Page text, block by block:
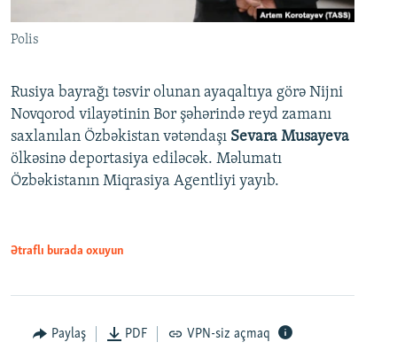
Polis
Rusiya bayrağı təsvir olunan ayaqaltıya görə Nijni
Novqorod vilayətinin Bor şəhərində reyd zamanı
saxlanılan Özbəkistan vətəndaşı Sevara Musayeva
ölkəsinə deportasiya ediləcək. Məlumatı
Özbəkistanın Miqrasiya Agentliyi yayıb.
Ətraflı burada oxuyun
Paylaş PDF VPN-siz açmaq